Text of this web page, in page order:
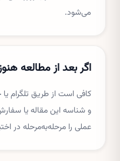
می‌شود.
اگر بعد از مطالعه
کافی است از طریق تلگرام
و شناسه این مقاله یا
عملی را مرحله‌به‌مرحله در